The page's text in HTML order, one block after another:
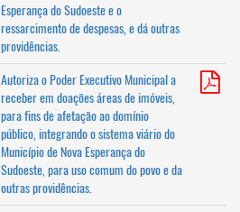
Esperança do Sudoeste e o
ressarcimento de despesas, e dá outras
providências.
Autoriza o Poder Executivo Municipal a
receber em doações áreas de imóveis,
para fins de afetação ao domínio
público, integrando o sistema viário do
Município de Nova Esperança do
Sudoeste, para uso comum do povo e da
outras providências.